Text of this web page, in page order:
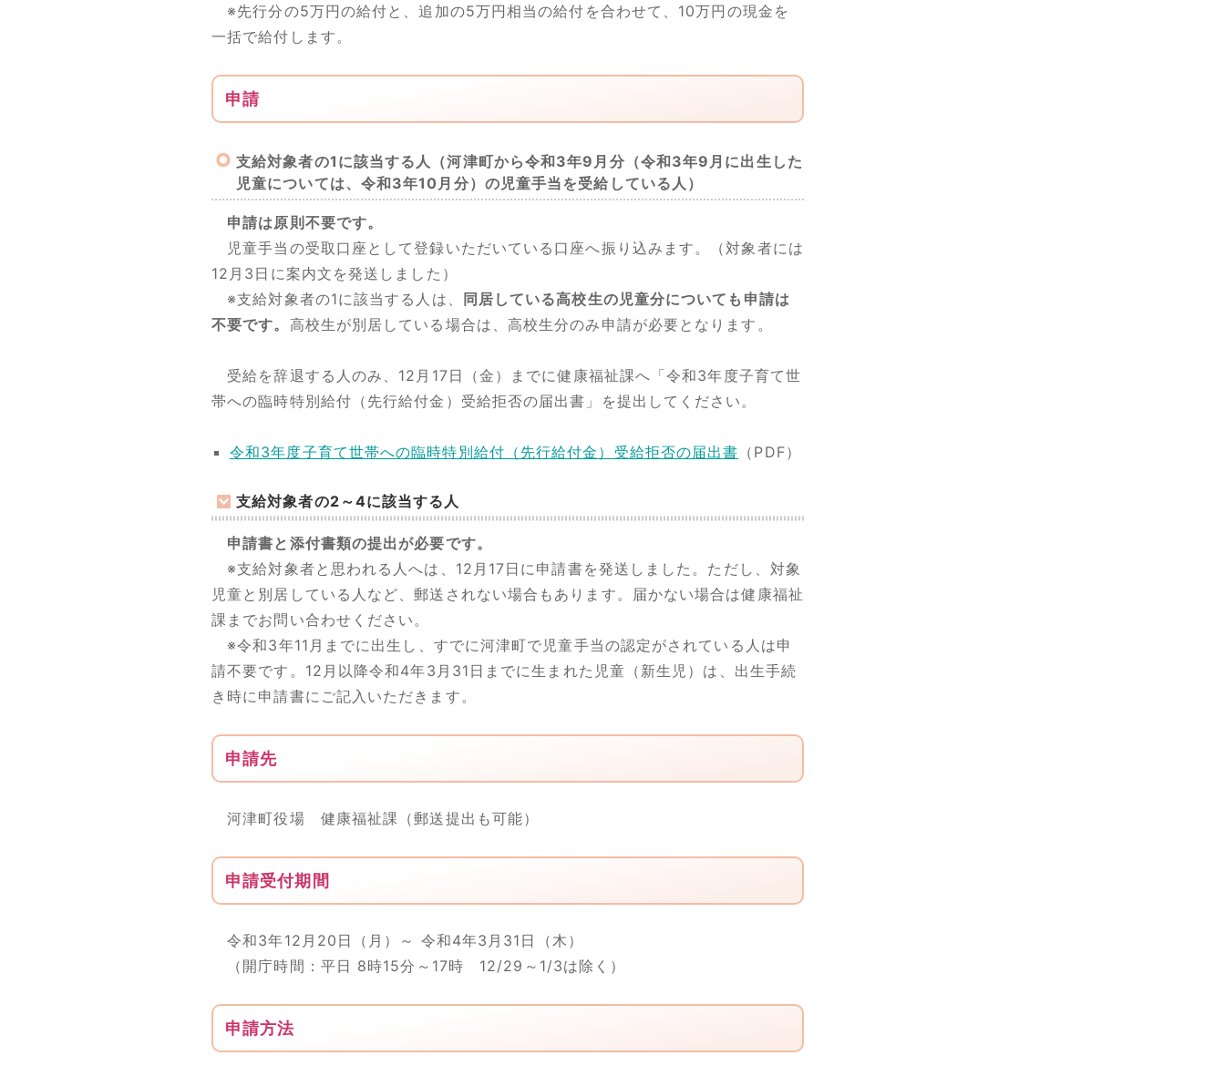
※先行分の5万円の給付と、追加の5万円相当の給付を合わせて、10万円の現金を
一括で給付します。
申請
支給対象者の1に該当する人 （河津町から令和3年9月分（令和3年9月に出生した
児童については、令和3年10月分）の児童手当を受給している人）
申請は原則不要です。
児童手当の受取口座として登録いただいている口座へ振り込みます。（対象者には
12月3日に案内文を発送しました）
※支給対象者の1に該当する人は、
同居している高校生の児童分についても申請は
不要です。 高校生が別居している場合は、高校生分のみ申請が必要となります。
受給を辞退する人のみ、12月17日（金）までに健康福祉課へ「令和3年度子育て世
帯への臨時特別給付（先行給付金）受給拒否の届出書」を提出してください。
令和3年度子育て世帯への臨時特別給付（先行給付金）受給拒否の届出書 （PDF）
支給対象者の2～4に該当する人
申請書と添付書類の提出が必要です。
※支給対象者と思われる人へは、12月17日に申請書を発送しました。ただし、対象
児童と別居している人など、郵送されない場合もあります。届かない場合は健康福祉
課までお問い合わせください。
※令和3年11月までに出生し、すでに河津町で児童手当の認定がされている人は申
請不要です。12月以降令和4年3月31日までに生まれた児童（新生児）は、出生手続
き時に申請書にご記入いただきます。
申請先
河津町役場 健康福祉課（郵送提出も可能）
申請受付期間
令和3年12月20日（月）～ 令和4年3月31日（木）
（開庁時間：平日 8時15分～17時 12/29～1/3は除く）
申請方法